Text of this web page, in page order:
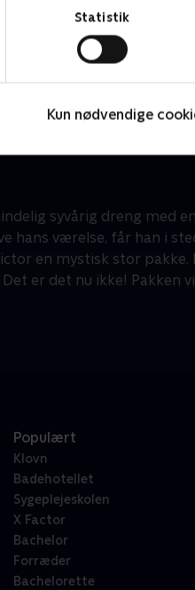
Statistik
Kun nødvendige
syvårig dreng med
hans værelse, får han i
en mystisk stor
er det nu ikke! Pakken
Populært
Klovn
Badehotellet
Sygeplejeskolen
X Factor
Bachelor
Forræder
Bachelorette